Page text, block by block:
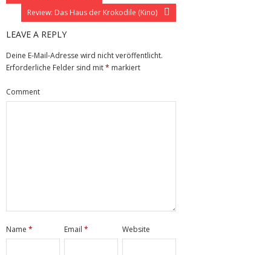
Review: Das Haus der Krokodile (Kino)
LEAVE A REPLY
Deine E-Mail-Adresse wird nicht veröffentlicht.
Erforderliche Felder sind mit* markiert
Comment
Name * Email* Website